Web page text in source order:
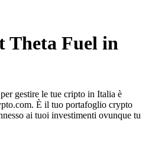
Theta Fuel in
gestire le tue cripto in Italia è
È il tuo portafoglio crypto
ai tuoi investimenti ovunque tu